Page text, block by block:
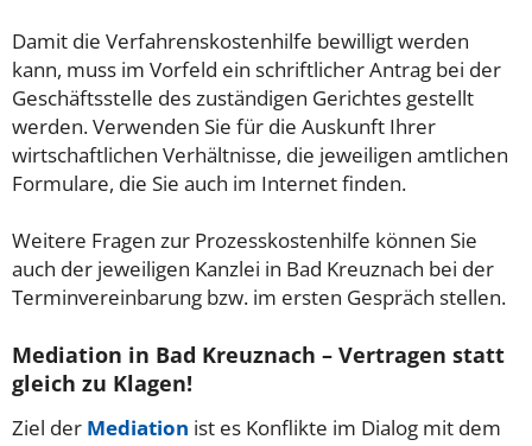
Damit die Verfahrenskostenhilfe bewilligt werden
kann, muss im Vorfeld ein schriftlicher Antrag bei der
Geschäftsstelle des zuständigen Gerichtes gestellt
werden. Verwenden Sie für die Auskunft Ihrer
wirtschaftlichen Verhältnisse, die jeweiligen amtlichen
Formulare, die Sie auch im Internet finden.
Weitere Fragen zur Prozesskostenhilfe können Sie
auch der jeweiligen Kanzlei in Bad Kreuznach bei der
Terminvereinbarung bzw. im ersten Gespräch stellen.
Mediation in Bad Kreuznach – Vertragen statt
gleich zu Klagen!
Ziel der Mediation ist es Konflikte im Dialog mit dem